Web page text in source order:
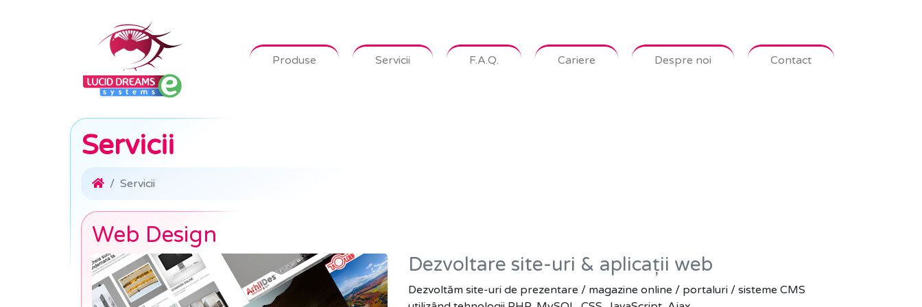
Produse Servicii F.A.Q. Cariere Despre noi Contact
Servicii
Servicii
Web Design
Dezvoltare site-uri & aplicații web
Dezvoltăm site-uri de prezentare / magazine online / portaluri / sisteme CMS